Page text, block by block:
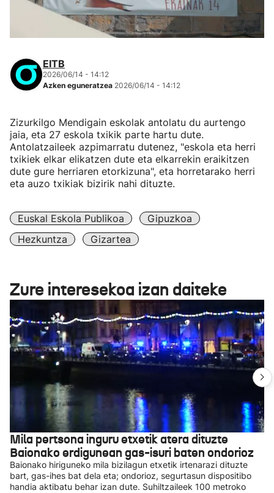
EITB
2026/06/14 - 14:12
Azken eguneratzea 2026/06/14 - 14:12
Zizurkilgo Mendigain eskolak antolatu du aurtengo
jaia, eta 27 eskola txikik parte hartu dute.
Antolatzaileek azpimarratu dutenez, "eskola eta herri
txikiek elkar elikatzen dute eta elkarrekin eraikitzen
dute gure herriaren etorkizuna", eta horretarako herri
eta auzo txikiak bizirik nahi dituzte.
Euskal Eskola Publikoa
Gipuzkoa
Hezkuntza
Gizartea
Zure interesekoa izan daiteke
Mila pertsona inguru etxetik atera dituzte
Baionako erdigunean gas-isuri baten ondorioz
Baionako hiriguneko mila bizilagun etxetik irtenarazi dituzte
bart, gas-ihes bat dela eta; ondorioz, segurtasun dispositibo
handia aktibatu behar izan dute. Suhiltzaileek 100 metroko